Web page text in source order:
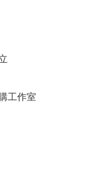
工作室